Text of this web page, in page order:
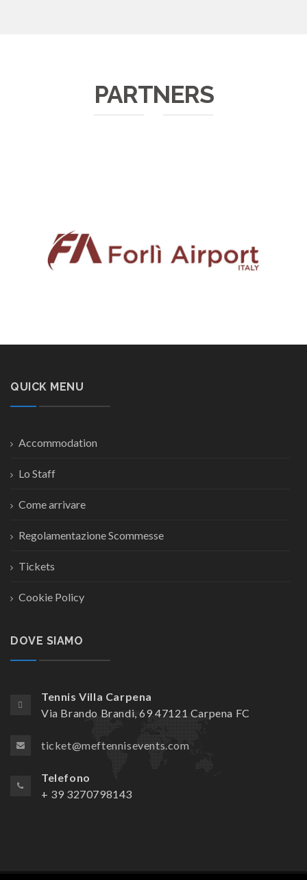
PARTNERS
QUICK MENU
Accommodation
Lo Staff
Come arrivare
Regolamentazione Scommesse
Tickets
Cookie Policy
DOVE SIAMO
Tennis Villa Carpena
Via Brando Brandi, 69 47121 Carpena FC
ticket@meftennisevents.com
Telefono
+ 39 3270798143